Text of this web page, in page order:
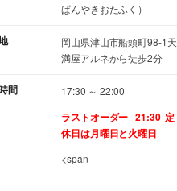
ぱんやきおたふく）
岡山県津山市船頭町98-1天
満屋アルネから徒歩2分
間 17:30 ～ 22:00
ラストオーダー 21:30 定
休日は月曜日と火曜日
<span